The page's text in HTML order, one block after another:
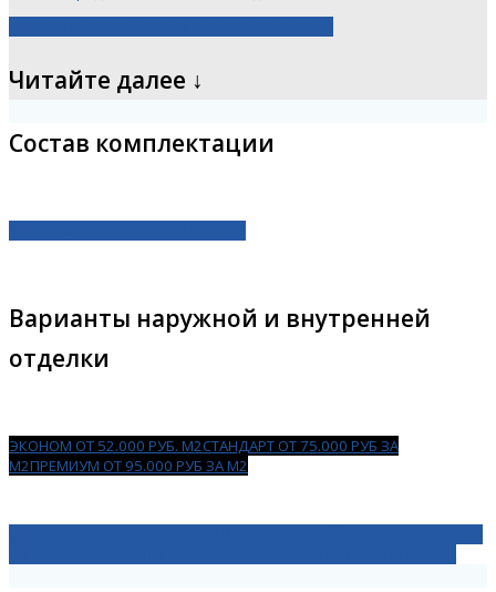
Читайте далее ↓
Состав комплектации
Варианты наружной и внутренней
отделки
ЭКОНОМ ОТ 52.000 РУБ. М2СТАНДАРТ ОТ 75.000 РУБ ЗА
М2ПРЕМИУМ ОТ 95.000 РУБ ЗА М2